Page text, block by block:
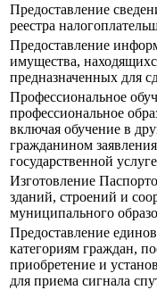
Предоставление
реестра
Предоставление
имущества,
предназначенных для
Профессиональное
профессиональное
включая обучение в
гражданином
государственной услуге
Изготовление
зданий, строений и
муниципального
Предоставление
категориям граждан,
приобретение и
для приема сигнала